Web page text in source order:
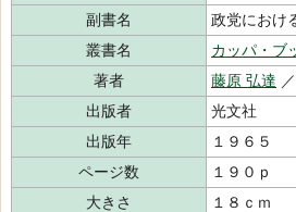
副書名
政党におけ
叢書名
カッパ・ブ
著者
藤原 弘達
出版者
光文社
出版年
１９６５
ページ数
１９０ｐ
大きさ
１８ｃｍ